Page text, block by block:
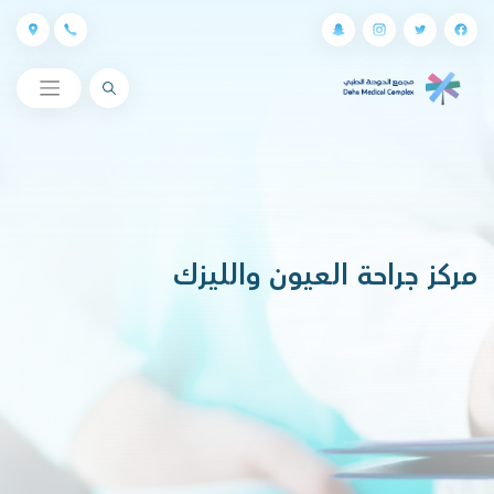
البحث
مركز جراحة العيون والليزك